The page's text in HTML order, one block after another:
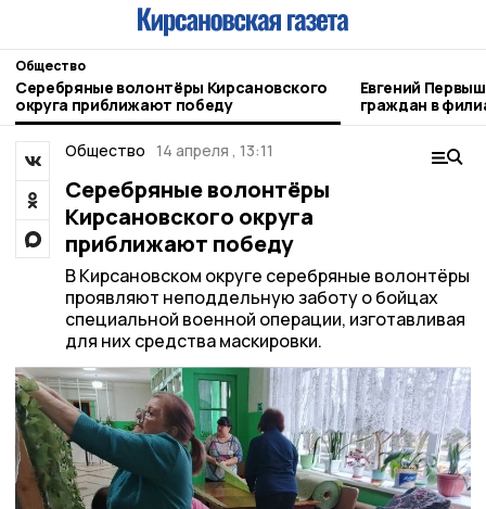
Общество
Серебряные волонтёры Кирсановского
округа приближают победу
Евгений Первышов
граждан в
Отечества»
Общество 14 апреля , 13:11
Серебряные волонтёры
Кирсановского округа
приближают победу
В Кирсановском округе серебряные волонтёры
проявляют неподдельную заботу о бойцах
специальной военной операции, изготавливая
для них средства маскировки.